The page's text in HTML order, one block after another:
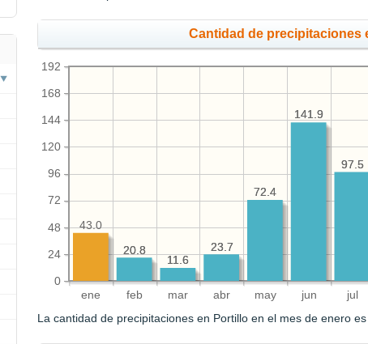
Cantidad de precipitaciones
ene feb mar abr may jun jul
0
24
48
72
96
120
144
168
192
97.5
141.9
72.4
23.7
11.6
20.8
97.5
141.9
72.4
23.7
11.6
20.8
43.0
La cantidad de precipitaciones en Portillo en el mes de enero